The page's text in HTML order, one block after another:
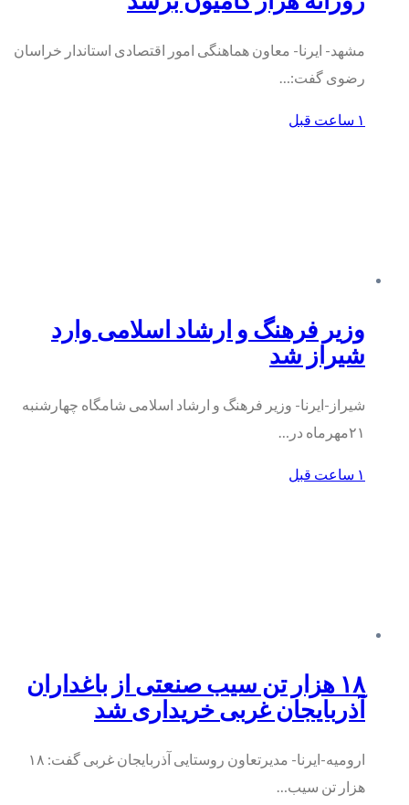
مشهد- ایرنا- معاون هماهنگی امور اقتصادی استاندار خراسان
رضوی گفت:…
۱ ساعت قبل
وزیر فرهنگ و ارشاد اسلامی وارد
شیراز شد
شیراز-ایرنا- وزیر فرهنگ و ارشاد اسلامی شامگاه چهارشنبه
۲۱مهرماه در…
۱ ساعت قبل
۱۸ هزار تن سیب صنعتی از باغداران
آذربایجان غربی خریداری شد
ارومیه-ایرنا- مدیرتعاون روستایی آذربایجان غربی گفت: ۱۸
هزار تن سیب…